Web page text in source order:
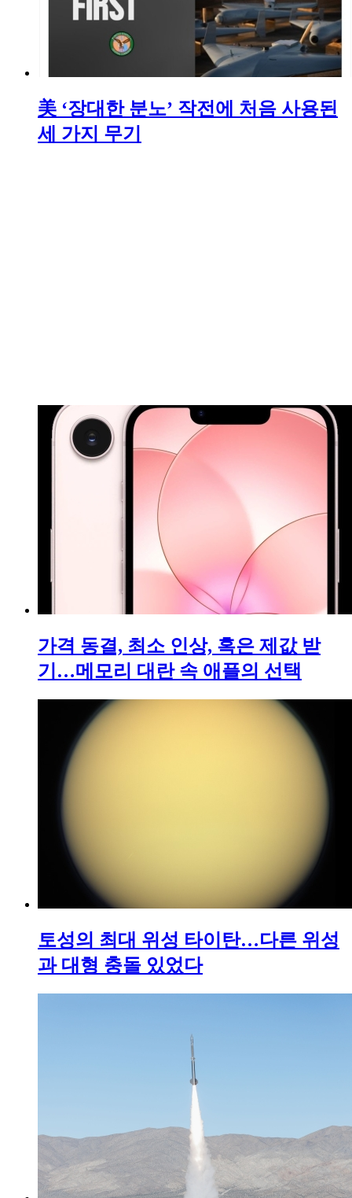
美 ‘장대한 분노’ 작전에 처음 사용된
세 가지 무기
가격 동결, 최소 인상, 혹은 제값 받
기…메모리 대란 속 애플의 선택
토성의 최대 위성 타이탄…다른 위성
과 대형 충돌 있었다